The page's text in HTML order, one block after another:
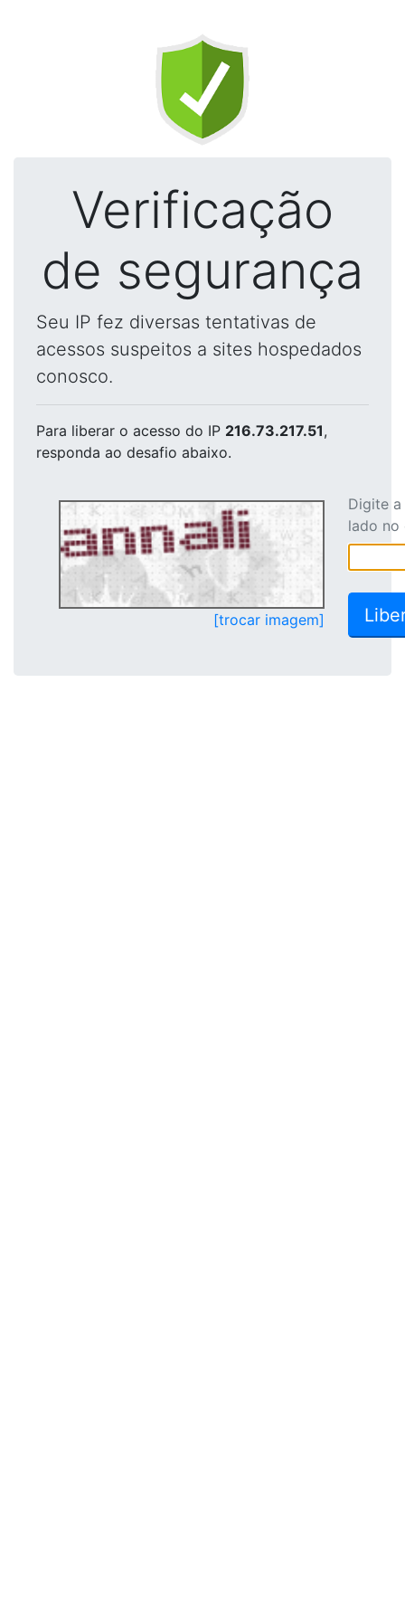
Verificação
de segurança
Seu IP fez diversas tentativas de
acessos suspeitos a sites hospedados
conosco.
Para liberar o acesso do IP 216.73.217.51,
responda ao desafio abaixo.
[trocar imagem]
Digite
lado no